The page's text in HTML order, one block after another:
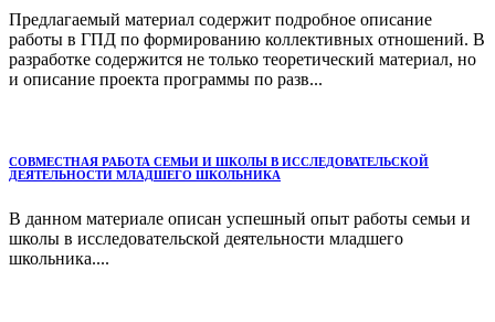
Предлагаемый материал содержит подробное описание
работы в ГПД по формированию коллективных отношений. В
разработке содержится не только теоретический материал, но
и описание проекта программы по разв...
СОВМЕСТНАЯ РАБОТА СЕМЬИ И ШКОЛЫ В ИССЛЕДОВАТЕЛЬСКОЙ
ДЕЯТЕЛЬНОСТИ МЛАДШЕГО ШКОЛЬНИКА
В данном материале описан успешный опыт работы семьи и
школы в исследовательской деятельности младшего
школьника....